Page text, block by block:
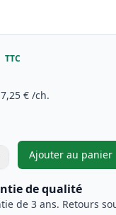
TTC
7,25 € /ch.
pour ajuster
Ajouter au panier
,Pack
de qualité
de 3 ans. Retours